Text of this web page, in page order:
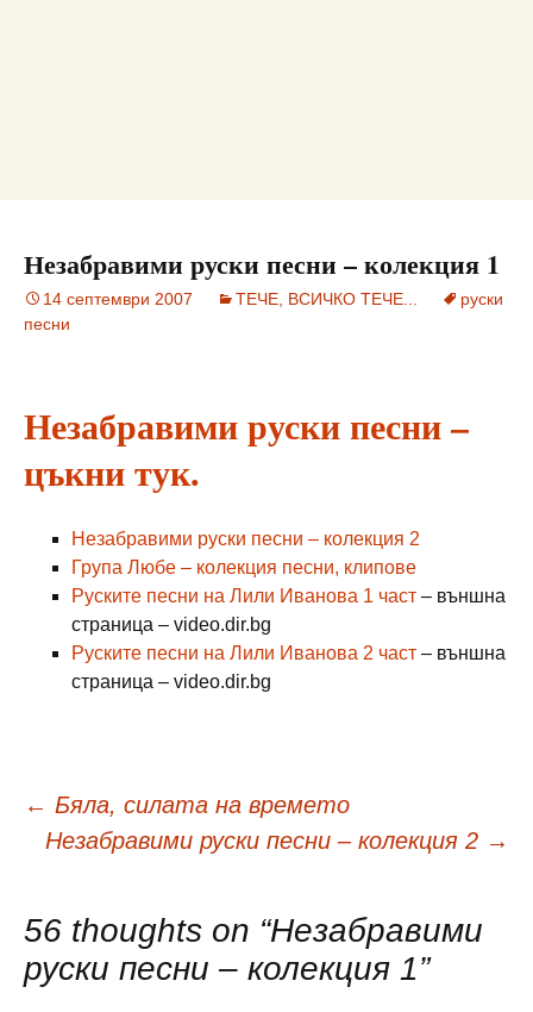
Незабравими руски песни – колекция 1
14 септември 2007 ТЕЧЕ, ВСИЧКО ТЕЧЕ...
руски
песни
Незабравими руски песни –
цъкни тук.
Незабравими руски песни – колекция 2
Група Любе – колекция песни, клипове
Руските песни на Лили Иванова 1 част – външна
страница – video.dir.bg
Руските песни на Лили Иванова 2 част – външна
страница – video.dir.bg
Навигация
публикациите
← Бяла, силата на времето
Незабравими руски песни – колекция 2 →
56 thoughts on “Незабравими
руски песни – колекция 1”